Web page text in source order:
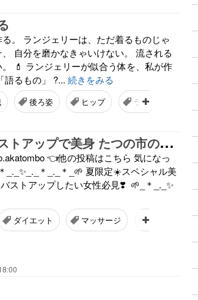
。 ランジェリーは、ただ着るものじゃ
自分を磨かなきゃいけない。 流される
💄 ランジェリーが似合う体を、私が作
語るもの」 ?... 続きをみる
後ろ姿 ヒップ ランジェリー
夏
限定！上半身の引き締め＆バストアップで美身 たつの市の女性専門サロン
👈他の投稿はこちら 気になっ
_._✨_._＊_._＊_🌱 夏限定☀️スペシャル美
ストアップしたい女性必見❣️ ⁡ 🌱_＊_._✨
ダイエット マッサージ バストアップ